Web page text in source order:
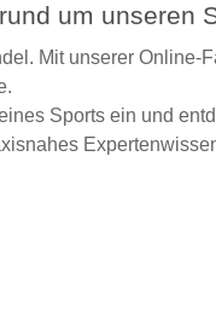
um unseren
Mit unserer
Sports ein und